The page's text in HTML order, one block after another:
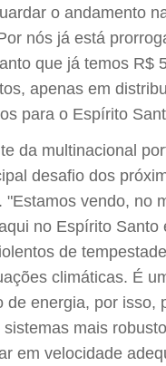
o andamento
nós já está
que já temos R$
apenas em
para o Espírito
da multinacional
desafio dos
"Estamos vendo, no
no Espírito Santo
de
climáticas. É
de energia, por isso,
sistemas mais
em velocidade